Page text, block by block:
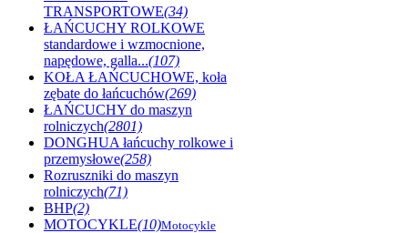
TRANSPORTOWE(34)
ŁAŃCUCHY ROLKOWE
standardowe i wzmocnione,
napędowe, galla...(107)
KOŁA ŁAŃCUCHOWE, koła
zębate do łańcuchów(269)
ŁAŃCUCHY do maszyn
rolniczych(2801)
DONGHUA łańcuchy rolkowe i
przemysłowe(258)
Rozruszniki do maszyn
rolniczych(71)
BHP(2)
MOTOCYKLE(10)Motocykle